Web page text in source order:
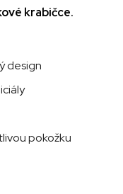
krabičce.
design
pokožku